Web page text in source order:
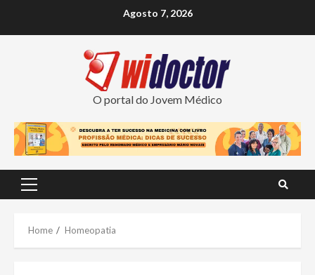
Agosto 7, 2026
O portal do Jovem Médico
Primary
Home Homeopatia